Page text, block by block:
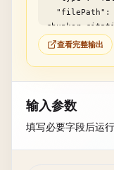
chunker-
}
查看完整输出
输入参数
填写必要字段后运行